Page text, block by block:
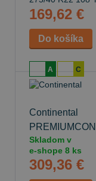
169,62 €
A C
Continental
275/40 R22
Skladom v
e-shope 8 ks
309,36 €